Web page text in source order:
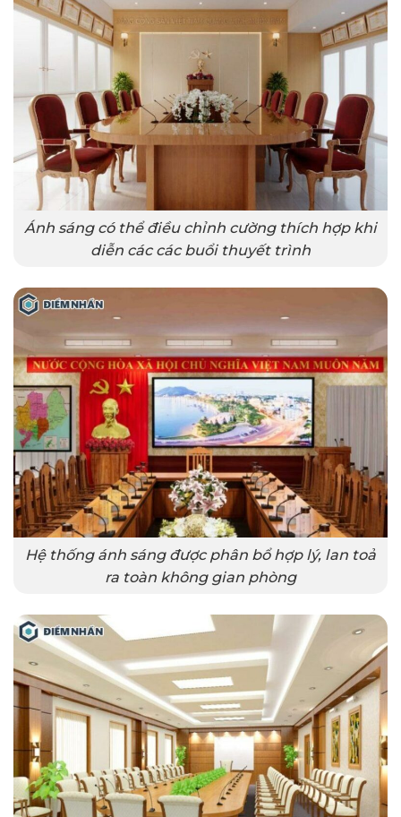
Ánh sáng có thể điều chỉnh cường thích hợp khi
diễn các các buổi thuyết trình
Hệ thống ánh sáng được phân bổ hợp lý, lan toả
ra toàn không gian phòng